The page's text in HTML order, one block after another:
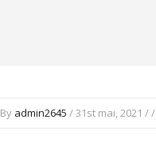
By admin2645 / 31st mai, 2021 / /